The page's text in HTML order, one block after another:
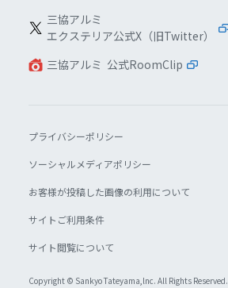
三協アルミ
エクステリア公式X（旧Twitter）
三協アルミ 公式RoomClip
プライバシーポリシー
ソーシャルメディアポリシー
お客様が投稿した画像の利用について
サイトご利用条件
サイト閲覧について
Copyright © Sankyo Tateyama,lnc. All Rights Reserved.